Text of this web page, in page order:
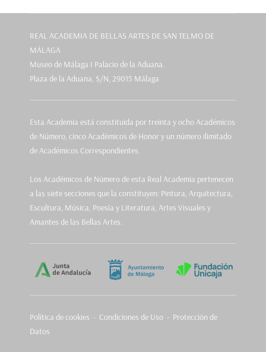
REAL ACADEMIA DE BELLAS ARTES DE SAN TELMO DE
MÁLAGA
Museo de Málaga I Palacio de la Aduana.
Plaza de la Aduana, S/N, 29015 Málaga
Esta Academia está constituida por treinta y ocho Académicos
de Número, cinco Académicos de Honor y un número ilimitado
de Académicos Correspondientes.
Los Académicos de Número de esta Real Academia pertenecen
a las siete secciones que la constituyen: Pintura, Arquitectura,
Escultura, Música, Poesía y Literatura, Artes Visuales y
Amantes de las Bellas Artes.
Política de cookies - Condiciones de Uso - Protección de
Datos